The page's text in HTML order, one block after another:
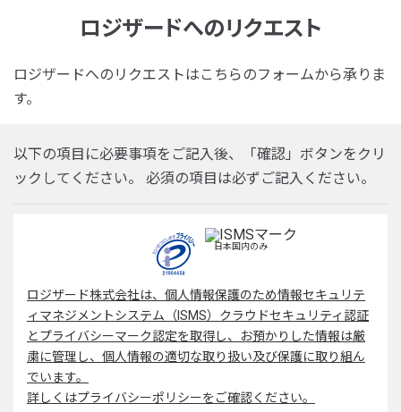
ロジザードへのリクエスト
ロジザードへのリクエストはこちらのフォームから承りま
す。
以下の項目に必要事項をご記入後、「確認」ボタンをクリ
ックしてください。 必須の項目は必ずご記入ください。
日本国内のみ
ロジザード株式会社は、個人情報保護のため情報セキュリテ
ィマネジメントシステム（ISMS）クラウドセキュリティ認証
とプライバシーマーク認定を取得し、お預かりした情報は厳
粛に管理し、個人情報の適切な取り扱い及び保護に取り組ん
でいます。
詳しくはプライバシーポリシーをご確認ください。